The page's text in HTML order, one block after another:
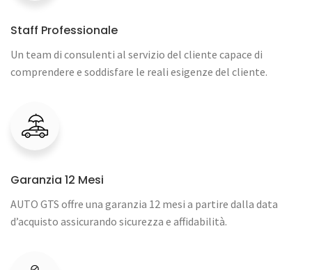
Staff Professionale
Un team di consulenti al servizio del cliente capace di
comprendere e soddisfare le reali esigenze del cliente.
Garanzia 12 Mesi
AUTO GTS offre una garanzia 12 mesi a partire dalla data
d’acquisto assicurando sicurezza e affidabilità.